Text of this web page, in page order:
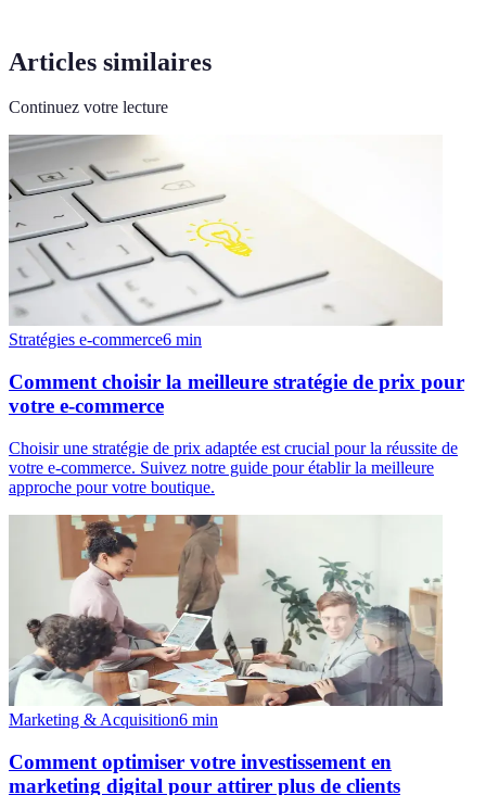
Articles similaires
Continuez votre lecture
Stratégies e-commerce6 min
Comment choisir la meilleure stratégie de prix pour
votre e-commerce
Choisir une stratégie de prix adaptée est crucial pour la réussite de
votre e-commerce. Suivez notre guide pour établir la meilleure
approche pour votre boutique.
Marketing & Acquisition6 min
Comment optimiser votre investissement en
marketing digital pour attirer plus de clients